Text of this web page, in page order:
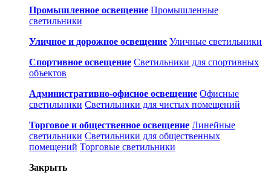
Промышленное освещение Промышленные
светильники
Уличное и дорожное освещение Уличные светильники
Спортивное освещение Светильники для спортивных
объектов
Административно-офисное освещение Офисные
светильники Светильники для чистых помещений
Торговое и общественное освещение Линейные
светильники Светильники для общественных
помещений Торговые светильники
Закрыть